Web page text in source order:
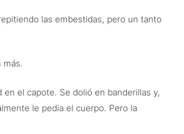
las embestidas, pero un tanto
más.
el capote. Se dolió en banderillas y,
le pedia el cuerpo. Pero la